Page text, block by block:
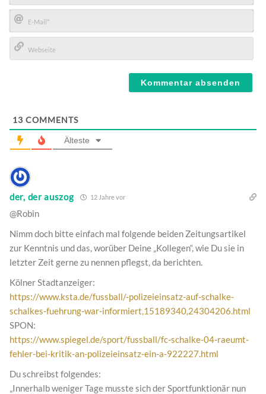
Name*
E-
Mail*
13 COMMENTS
Älteste
der, der auszog 12 Jahre vor
@Robin
Nimm doch bitte einfach mal folgende beiden Zeitungsartikel
zur Kenntnis und das, worüber Deine „Kollegen“, wie Du sie in
letzter Zeit gerne zu nennen pflegst, da berichten.
Kölner Stadtanzeiger:
https://www.ksta.de/fussball/-polizeieinsatz-auf-schalke-
schalkes-fuehrung-war-informiert,15189340,24304206.html
SPON:
https://www.spiegel.de/sport/fussball/fc-schalke-04-raeumt-
fehler-bei-kritik-an-polizeieinsatz-ein-a-922227.html
Du schreibst folgendes:
„Innerhalb weniger Tage musste sich der Sportfunktionär nun